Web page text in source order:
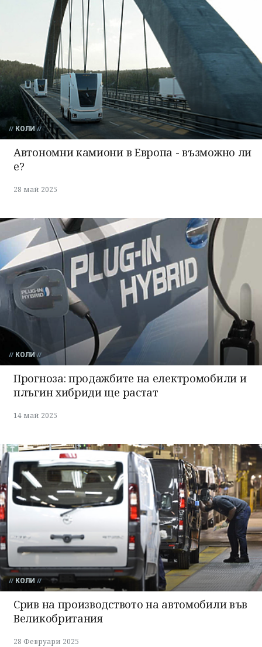
КОЛИ
Автономни камиони в Европа - възможно ли
е?
28 май 2025
КОЛИ
Прогноза: продажбите на електромобили и
плъгин хибриди ще растат
14 май 2025
КОЛИ
Срив на производството на автомобили във
Великобритания
28 Февруари 2025